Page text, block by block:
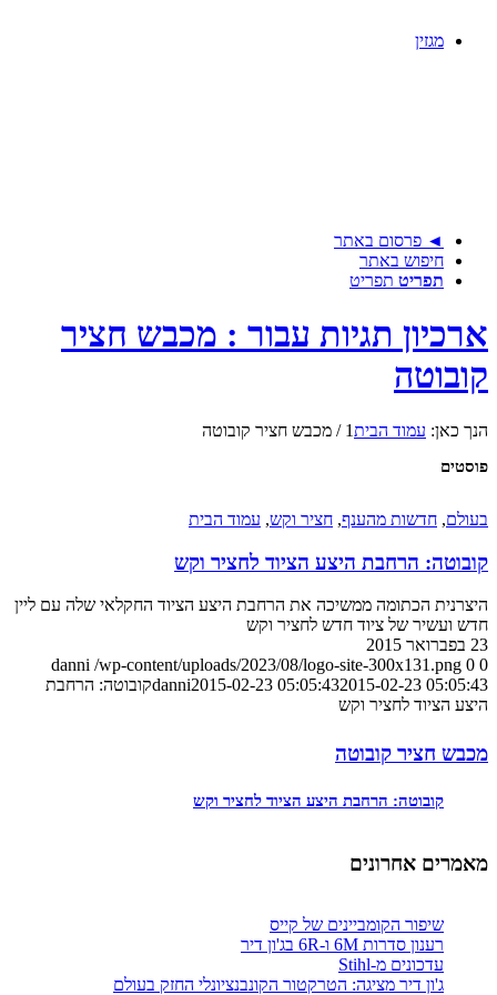
מגזין
◄ פרסום באתר
חיפוש באתר
תפריט תפריט
ארכיון תגיות עבור : מכבש חציר
קובוטה
הנך כאן: עמוד הבית1
/ מכבש חציר קובוטה
פוסטים
בעולם, חדשות מהענף, חציר וקש, עמוד הבית
קובוטה: הרחבת היצע הציוד לחציר וקש
היצרנית הכתומה ממשיכה את הרחבת היצע הציוד החקלאי שלה עם ליין
חדש ועשיר של ציוד חדש לחציר וקש
23 בפברואר 2015
0
0
danni /wp-content/uploads/2023/08/logo-site-300x131.png
danni2015-02-23 05:05:432015-02-23 05:05:43
קובוטה: הרחבת
היצע הציוד לחציר וקש
מכבש חציר קובוטה
קובוטה: הרחבת היצע הציוד לחציר וקש
מאמרים אחרונים
שיפור הקומביינים של קייס
רענון סדרות 6M ו-6R בג'ון דיר
עדכונים מ-Stihl
ג'ון דיר מציגה: הטרקטור הקונבנציונלי החזק בעולם